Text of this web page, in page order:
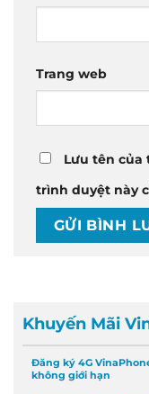
Trang web
Lưu tên của
trình duyệt này
Khuyến Mãi
Đăng ký 4G
không giới hạn